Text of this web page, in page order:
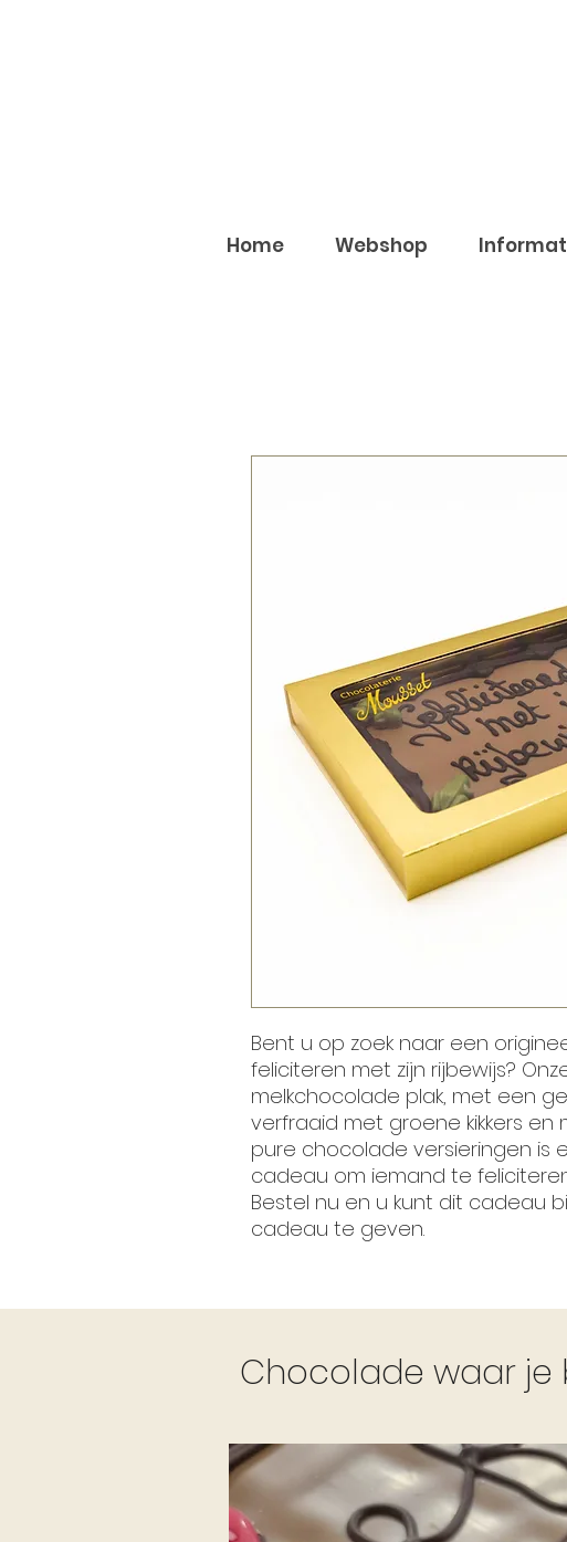
Home Webshop
Bent u op zoek naar een
feliciteren met zijn rijbewijs?
melkchocolade plak, met een
verfraaid met groene kikkers
pure chocolade versieringen is
cadeau om iemand te
Bestel nu en u kunt dit cadeau
cadeau te geven.
Chocolade waar je